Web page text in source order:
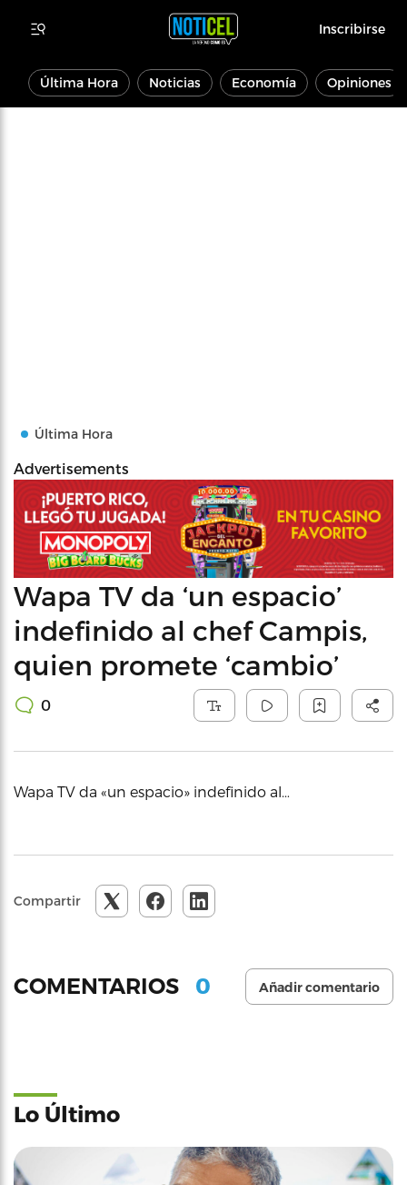
Inscribirse
Última Hora Noticias Economía Opiniones
Última Hora
Advertisements
Wapa TV da ‘un espacio’
indefinido al chef Campis,
quien promete ‘cambio’
0
Wapa TV da «un espacio» indefinido al…
Compartir
COMENTARIOS 0 Añadir comentario
Lo Último